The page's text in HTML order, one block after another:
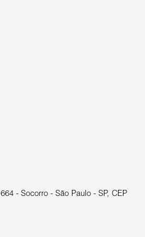
- Socorro - São Paulo - SP, CEP